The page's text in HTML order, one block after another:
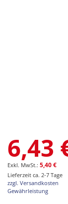
Anfang
der
Bildgalerie
springen
6,43
5,40 €
Lieferzeit ca. 2-7 Tage
zzgl. Versandkosten
Gewährleistung